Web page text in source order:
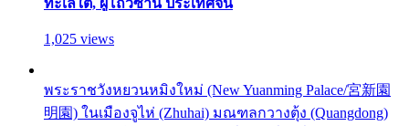
ทะเลใต้, ผู่โถวซาน ประเทศจีน
1,025 views
พระราชวังหยวนหมิงใหม่ (New Yuanming Palace/宮新園
明園) ในเมืองจูไห่ (Zhuhai) มณฑลกวางตุ้ง (Quangdong)